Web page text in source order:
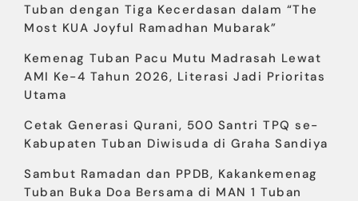
Tuban dengan Tiga Kecerdasan dalam “The
Most KUA Joyful Ramadhan Mubarak”
Kemenag Tuban Pacu Mutu Madrasah Lewat
AMI Ke-4 Tahun 2026, Literasi Jadi Prioritas
Utama
Cetak Generasi Qurani, 500 Santri TPQ se-
Kabupaten Tuban Diwisuda di Graha Sandiya
Sambut Ramadan dan PPDB, Kakankemenag
Tuban Buka Doa Bersama di MAN 1 Tuban